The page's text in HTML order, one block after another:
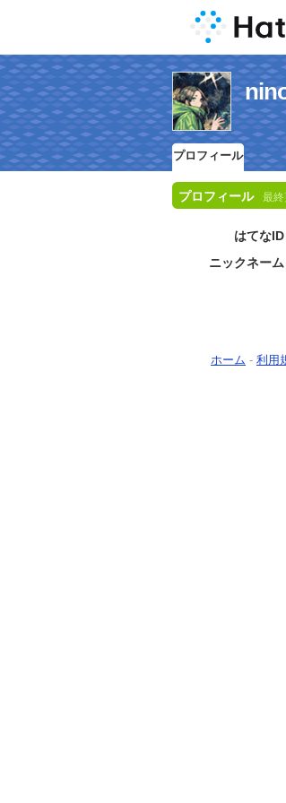
プロフィール
プロフィール 最終
はてなID
ニックネーム
ホーム - 利用